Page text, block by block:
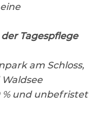
Tagespflege
am Schloss,
und unbefristet